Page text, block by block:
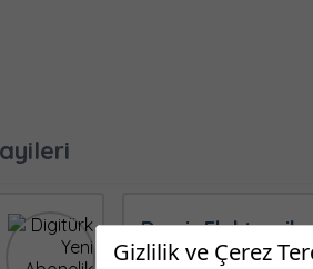
Gizlilik ve Çerez
Demir Elektronik